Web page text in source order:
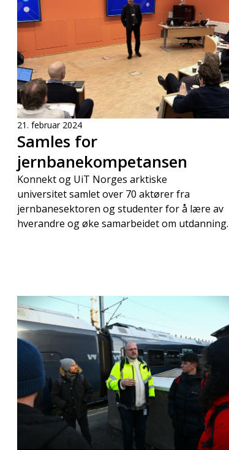
21. februar 2024
Samles for
jernbanekompetansen
Konnekt og UiT Norges arktiske
universitet samlet over 70 aktører fra
jernbanesektoren og studenter for å lære av
hverandre og øke samarbeidet om utdanning.